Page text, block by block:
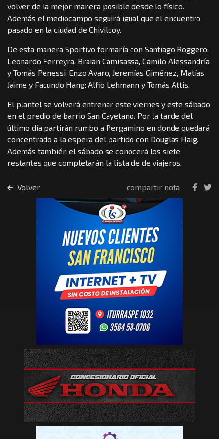
volver de la mejor manera posible desde lo físico.
Además el mediocampo seguirá igual que el encuentro
pasado en la ciudad de Chivilcoy.
De esta manera Sportivo formaría con Santiago Roggero;
Leonardo Ferreyra, Braian Camisassa, Camilo Alessandría
y Tomás Penessi; Enzo Avaro, Jeremías Giménez, Matías
Jaime y Facundo Hang; Alfio Lehmann y Tomás Attis.
El plantel se volverá entrenar este viernes y este sábado
en el predio de barrio San Cayetano. Por la tarde del
último día partirán rumbo a Pergamino en donde quedará
concentrado a la espera del partido con Douglas Haig.
Además también el sábado se conocerá los siete
restantes que completarán la lista de de viajeros.
Volver compartir nota